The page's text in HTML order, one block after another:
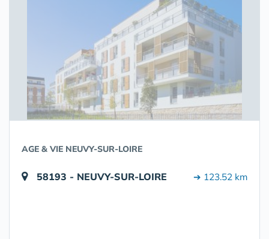
AGE & VIE NEUVY-SUR-LOIRE
58193 - NEUVY-SUR-LOIRE ➔ 123.52 km